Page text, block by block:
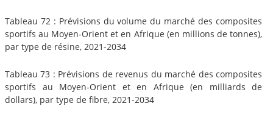
Tableau 72 : Prévisions du volume du marché des composites
sportifs au Moyen-Orient et en Afrique (en millions de tonnes),
par type de résine, 2021-2034
Tableau 73 : Prévisions de revenus du marché des composites
sportifs au Moyen-Orient et en Afrique (en milliards de
dollars), par type de fibre, 2021-2034